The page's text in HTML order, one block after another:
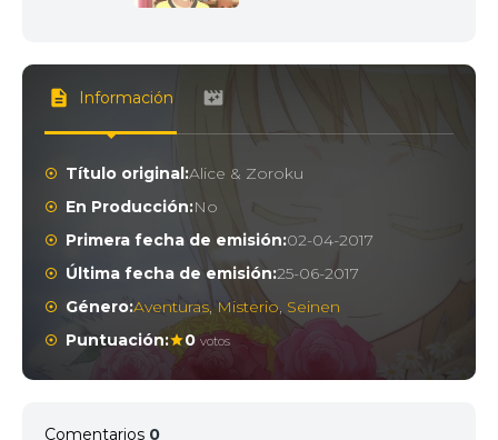
Información
Título original:Alice & Zoroku
En Producción:No
Primera fecha de emisión:02-04-2017
Última fecha de emisión:25-06-2017
Género:Aventuras,Misterio, Seinen
Puntuación:
0 votos
Comentarios 0